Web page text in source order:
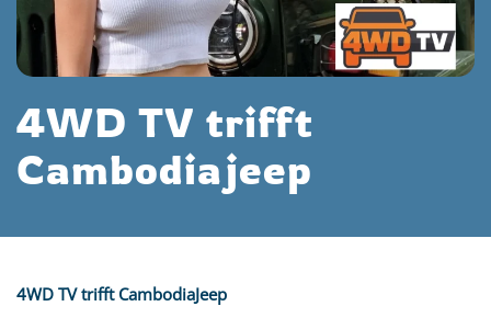
4WD TV trifft
Cambodiajeep
4WD TV trifft CambodiaJeep